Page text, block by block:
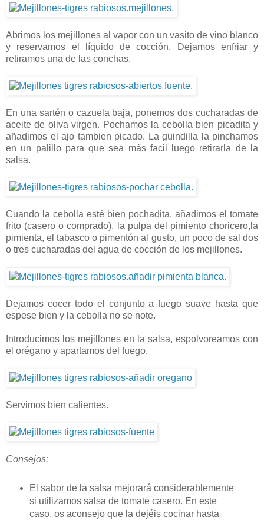
Abrimos los mejillones al vapor con un vasito de vino blanco
y reservamos el líquido de cocción. Dejamos enfriar y
retiramos una de las conchas.
En una sartén o cazuela baja, ponemos dos cucharadas de
aceite de oliva virgen. Pochamos la cebolla bien picadita y
añadimos el ajo tambien picado. La guindilla la pinchamos
en un palillo para que sea más facil luego retirarla de la
salsa.
Cuando la cebolla esté bien pochadita, añadimos el tomate
frito (casero o comprado), la pulpa del pimiento choricero,la
pimienta, el tabasco o pimentón al gusto, un poco de sal dos
o tres cucharadas del agua de cocción de los mejillones.
Dejamos cocer todo el conjunto a fuego suave hasta que
espese bien y la cebolla no se note.
Introducimos los mejillones en la salsa, espolvoreamos con
el orégano y apartamos del fuego.
Servimos bien calientes.
Consejos:
El sabor de la salsa mejorará considerablemente
si utilizamos salsa de tomate casero. En este
caso, os aconsejo que la dejéis cocinar hasta